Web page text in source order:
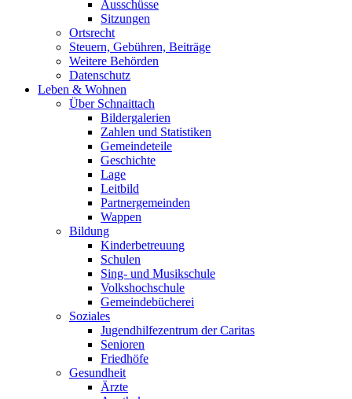
Ausschüsse
Sitzungen
Ortsrecht
Steuern, Gebühren, Beiträge
Weitere Behörden
Datenschutz
Leben & Wohnen
Über Schnaittach
Bildergalerien
Zahlen und Statistiken
Gemeindeteile
Geschichte
Lage
Leitbild
Partnergemeinden
Wappen
Bildung
Kinderbetreuung
Schulen
Sing- und Musikschule
Volkshochschule
Gemeindebücherei
Soziales
Jugendhilfezentrum der Caritas
Senioren
Friedhöfe
Gesundheit
Ärzte